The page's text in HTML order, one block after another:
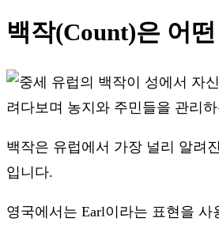
백작(Count)은 어
백작은 유럽에서 가장 널리 알려
입니다.
영국에서는 Earl이라는 표현을 사